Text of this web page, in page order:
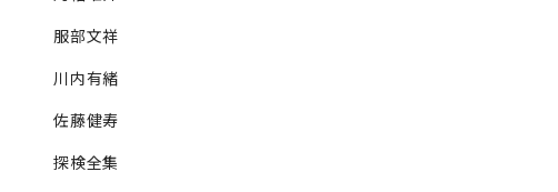
服部文祥
川内有緒
佐藤健寿
探検全集